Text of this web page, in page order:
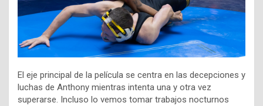
El eje principal de la película se centra en las decepciones y
luchas de Anthony mientras intenta una y otra vez
superarse. Incluso lo vemos tomar trabajos nocturnos